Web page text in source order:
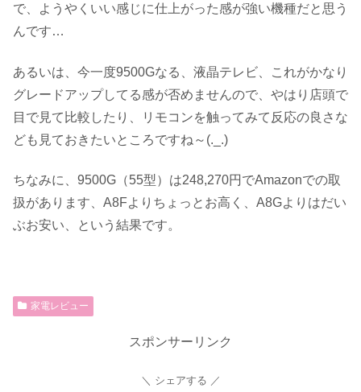
で、ようやくいい感じに仕上がった感が強い機種だと思う
んです…
あるいは、今一度9500Gなる、液晶テレビ、これがかなり
グレードアップしてる感が否めませんので、やはり店頭で
目で見て比較したり、リモコンを触ってみて反応の良さな
ども見ておきたいところですね～(._.)
ちなみに、9500G（55型）は248,270円でAmazonでの取
扱があります、A8Fよりちょっとお高く、A8Gよりはだい
ぶお安い、という結果です。
家電レビュー
スポンサーリンク
シェアする